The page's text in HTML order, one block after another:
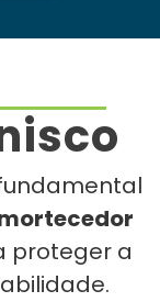
proteger a